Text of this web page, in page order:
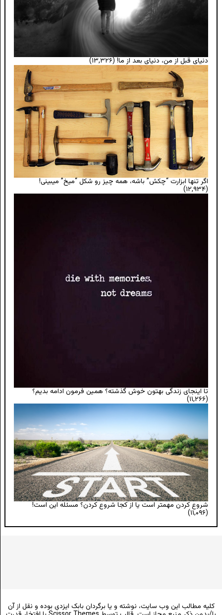
دنیای قبل از من، دنیای بعد از ما! (۱۳,۳۲۶)
اگر تنها ابزارت “چکش” باشه، همه چیز رو شکل “میخ” میبینی!
(۱۲,۹۳۴)
تا اینجای زندگی بهتون خوش گذشته؟ همین فرمون ادامه بدیم؟
(۱۱,۲۶۶)
شروع کردن مهمتر است یا از کجا شروع کردن؟ مسئله این است!
(۱۱,۰۹۶)
کلیه مطالب این وب سایت، نوشته و یا برگردان بابک ایزدی بوده و نقل از آن